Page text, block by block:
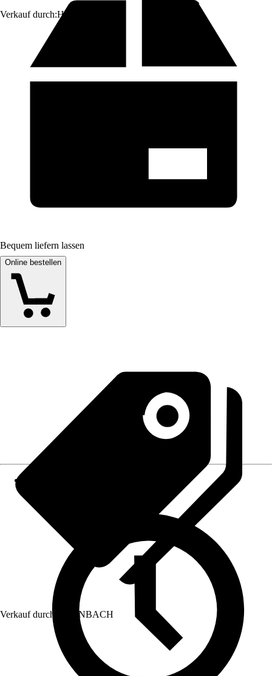
Verkauf durch:HORNBACH
Bequem liefern lassen
Online bestellen
Verkauf durch: HORNBACH